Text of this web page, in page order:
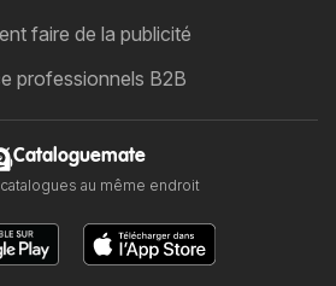
faire de la publicité
professionnels B2B
Cataloguemate
au même endroit